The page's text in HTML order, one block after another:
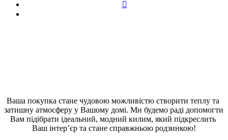
Ваша покупка стане чудовою можливістю створити теплу та
затишну атмосферу у Вашому домі. Ми будемо раді допомогти
Вам підібрати ідеальний, модний килим, який підкреслить
Ваш інтер’єр та стане справжньою родзинкою!